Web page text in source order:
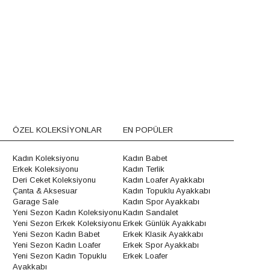
ÖZEL KOLEKSİYONLAR
Kadın Koleksiyonu
Erkek Koleksiyonu
Deri Ceket Koleksiyonu
Çanta & Aksesuar
Garage Sale
Yeni Sezon Kadın Koleksiyonu
Yeni Sezon Erkek Koleksiyonu
Yeni Sezon Kadın Babet
Yeni Sezon Kadın Loafer
Yeni Sezon Kadın Topuklu
Ayakkabı
EN POPÜLER
Kadın Babet
Kadın Terlik
Kadın Loafer Ayakkabı
Kadın Topuklu Ayakkabı
Kadın Spor Ayakkabı
Kadın Sandalet
Erkek Günlük Ayakkabı
Erkek Klasik Ayakkabı
Erkek Spor Ayakkabı
Erkek Loafer